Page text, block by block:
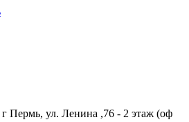
Пермь, ул. Ленина ,76 - 2 этаж (оф